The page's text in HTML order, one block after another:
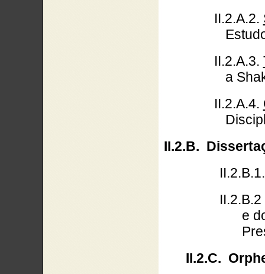
II.2.A.2.
II.2.A.3.
a
II.2.A.4.
II.2.B.
e
II.2.C.